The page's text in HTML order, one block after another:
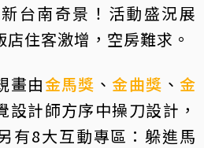
台南奇景！活動盛況展
住客激增，空房難求。
畫由金馬獎 、金曲獎 、金
設計師方序中操刀設計，
有8大互動專區：躲進馬